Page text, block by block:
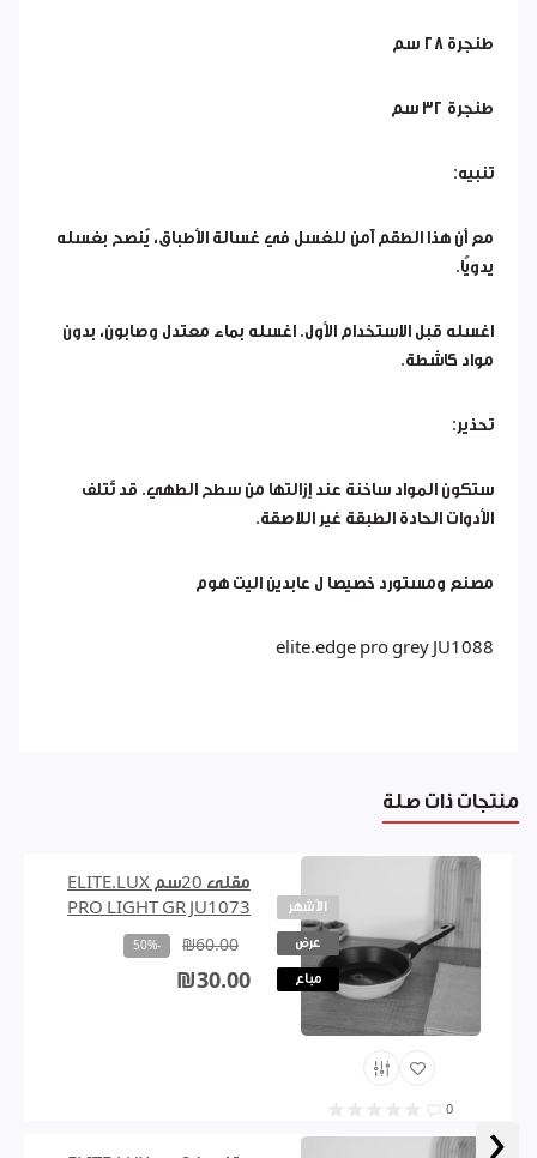
‹
طنجرة ٢٨ سم
طنجرة ٣٢ سم
تنبيه:
مع أن هذا الطقم آمن للغسل في غسالة الأطباق، يُنصح بغسله
يدويًا.
اغسله قبل الاستخدام الأول. اغسله بماء معتدل وصابون، بدون
مواد كاشطة.
تحذير:
ستكون المواد ساخنة عند إزالتها من سطح الطهي. قد تُتلف
الأدوات الحادة الطبقة غير اللاصقة.
مصنع ومستورد خصيصا ل عابدين اليت هوم
elite.edge pro grey JU1088
منتجات ذات صلة
الأشهر
عرض
مباع
0
مقلى 20سم ELITE.LUX
PRO LIGHT GR JU1073
₪60.00
-50%
₪30.00